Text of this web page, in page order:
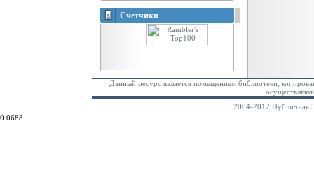
Счетчики
Данный ресурс является помещением библиотеки,
2004-2012 Публичная
0.0688 .